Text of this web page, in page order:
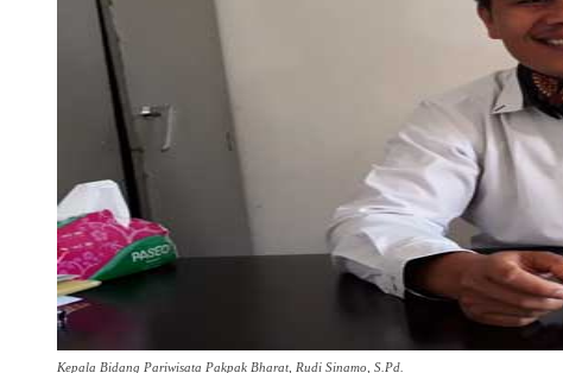
Kepala Bidang Pariwisata Pakpak Bharat, Rudi Sinamo, S.Pd.